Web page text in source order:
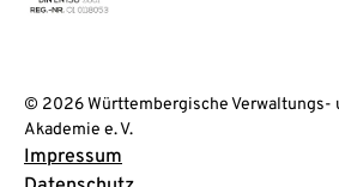
© 2026 Württembergische Verwaltungs-
Akademie e. V.
Impressum